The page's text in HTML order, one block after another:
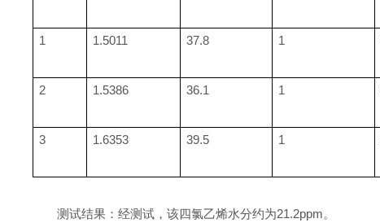
1 1.5011 37.8 1
2 1.5386 36.1 1
3 1.6353 39.5 1
测试结果：经测试，该四氯乙烯水分约为21.2ppm。